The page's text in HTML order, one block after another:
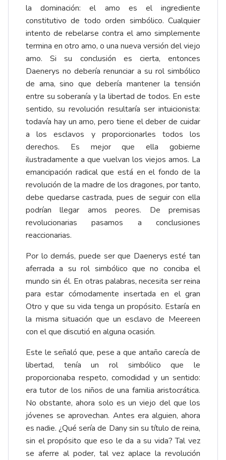
la dominación: el amo es el ingrediente
constitutivo de todo orden simbólico. Cualquier
intento de rebelarse contra el amo simplemente
termina en otro amo, o una nueva versión del viejo
amo. Si su conclusión es cierta, entonces
Daenerys no debería renunciar a su rol simbólico
de ama, sino que debería mantener la tensión
entre su soberanía y la libertad de todos. En este
sentido, su revolución resultaría ser intuicionista:
todavía hay un amo, pero tiene el deber de cuidar
a los esclavos y proporcionarles todos los
derechos. Es mejor que ella gobierne
ilustradamente a que vuelvan los viejos amos. La
emancipación radical que está en el fondo de la
revolución de la madre de los dragones, por tanto,
debe quedarse castrada, pues de seguir con ella
podrían llegar amos peores. De premisas
revolucionarias pasamos a conclusiones
reaccionarias.
Por lo demás, puede ser que Daenerys esté tan
aferrada a su rol simbólico que no conciba el
mundo sin él. En otras palabras, necesita ser reina
para estar cómodamente insertada en el gran
Otro y que su vida tenga un propósito. Estaría en
la misma situación que un esclavo de Meereen
con el que discutió en alguna ocasión.
Este le señaló que, pese a que antaño carecía de
libertad, tenía un rol simbólico que le
proporcionaba respeto, comodidad y un sentido:
era tutor de los niños de una familia aristocrática.
No obstante, ahora solo es un viejo del que los
jóvenes se aprovechan. Antes era alguien, ahora
es nadie. ¿Qué sería de Dany sin su título de reina,
sin el propósito que eso le da a su vida? Tal vez
se aferre al poder, tal vez aplace la revolución